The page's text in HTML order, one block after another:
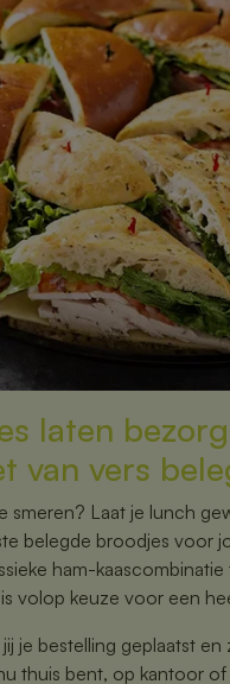
laten
van vers
smeren? Laat je lunch
belegde broodjes voor
ham-
volop keuze voor een
je bestelling geplaatst
thuis bent, op kantoor